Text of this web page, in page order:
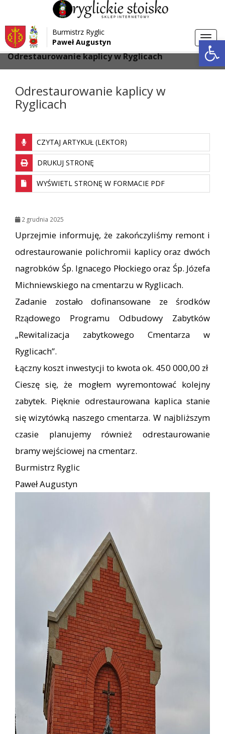
Przejdź do menu
Przejdź do głównej treści strony
Przejdź do stopki strony
Burmistrz Ryglic
Paweł Augustyn
Strona główna > Aktualności
Odrestaurowanie kaplicy w Ryglicach
Odrestaurowanie kaplicy w
Ryglicach
CZYTAJ ARTYKUŁ (LEKTOR)
DRUKUJ STRONĘ
WYŚWIETL STRONĘ W FORMACIE PDF
2 grudnia 2025
Uprzejmie informuję, że zakończyliśmy remont i
odrestaurowanie polichromii kaplicy oraz dwóch
nagrobków Śp. Ignacego Płockiego oraz Śp. Józefa
Michniewskiego na cmentarzu w Ryglicach.
Zadanie zostało dofinansowane ze środków
Rządowego Programu Odbudowy Zabytków
„Rewitalizacja zabytkowego Cmentarza w
Ryglicach”.
Łączny koszt inwestycji to kwota ok. 450 000,00 zł
Cieszę się, że mogłem wyremontować kolejny
zabytek. Pięknie odrestaurowana kaplica stanie
się wizytówką naszego cmentarza. W najbliższym
czasie planujemy również odrestaurowanie
bramy wejściowej na cmentarz.
Burmistrz Ryglic
Paweł Augustyn